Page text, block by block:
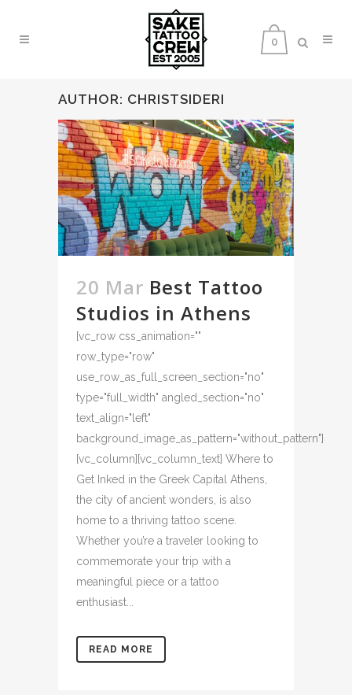
0
AUTHOR: CHRISTSIDERI
20 Mar Best Tattoo
Studios in Athens
[vc_row css_animation=""
row_type="row"
use_row_as_full_screen_section="no"
type="full_width" angled_section="no"
text_align="left"
background_image_as_pattern="without_pattern"]
[vc_column][vc_column_text] Where to
Get Inked in the Greek Capital Athens,
the city of ancient wonders, is also
home to a thriving tattoo scene.
Whether you’re a traveler looking to
commemorate your trip with a
meaningful piece or a tattoo
enthusiast...
READ MORE